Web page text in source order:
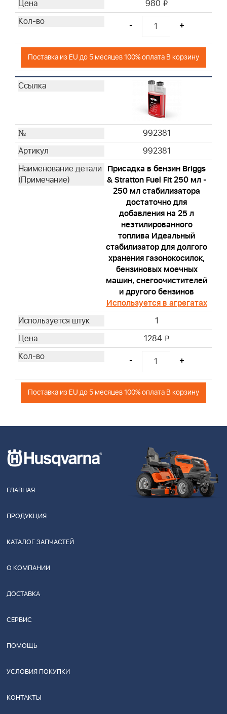
980 i
- +
Поставка из EU до 5 месяцев 100% оплата В корзину
992381
992381
Присадка в бензин Briggs
& Stratton Fuel Fit 250 мл -
250 мл стабилизатора
достаточно для
добавления на 25 л
неэтилированного
топлива Идеальный
стабилизатор для долгого
хранения газонокосилок,
бензиновых моечных
машин, снегоочистителей
и другого бензинов
Используется в агрегатах
1
1284 i
- +
Поставка из EU до 5 месяцев 100% оплата В корзину
ГЛАВНАЯ
ПРОДУКЦИЯ
КАТАЛОГ ЗАПЧАСТЕЙ
О КОМПАНИИ
ДОСТАВКА
СЕРВИС
ПОМОЩЬ
УСЛОВИЯ ПОКУПКИ
КОНТАКТЫ